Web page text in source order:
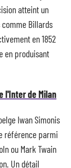
atteint un
Billards
en 1852
en produisant
l'Inter de Milan
Iwan Simonis
référence parmi
ou Mark Twain
Un détail